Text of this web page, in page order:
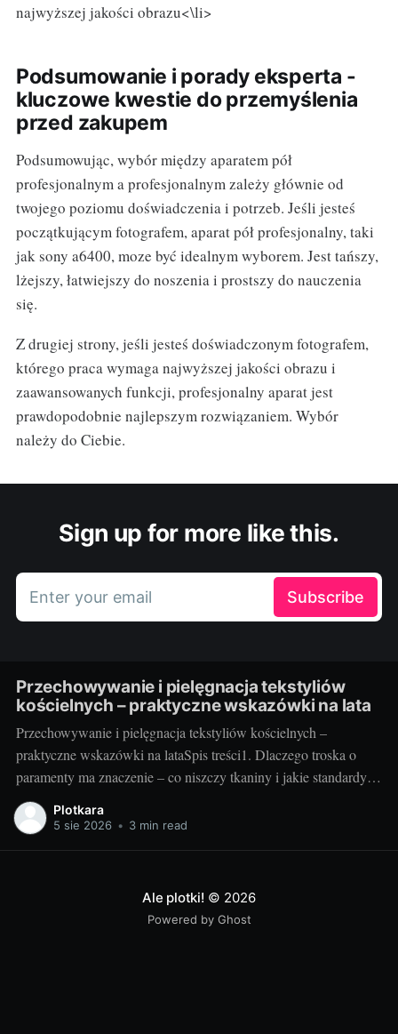
najwyższej jakości obrazu<\li>
Podsumowanie i porady eksperta -
kluczowe kwestie do przemyślenia
przed zakupem
Podsumowując, wybór między aparatem pół
profesjonalnym a profesjonalnym zależy głównie od
twojego poziomu doświadczenia i potrzeb. Jeśli jesteś
początkującym fotografem, aparat pół profesjonalny, taki
jak sony a6400, moze być idealnym wyborem. Jest tańszy,
lżejszy, łatwiejszy do noszenia i prostszy do nauczenia
się.
Z drugiej strony, jeśli jesteś doświadczonym fotografem,
którego praca wymaga najwyższej jakości obrazu i
zaawansowanych funkcji, profesjonalny aparat jest
prawdopodobnie najlepszym rozwiązaniem. Wybór
należy do Ciebie.
Sign up for more like this.
Enter your email Subscribe
Przechowywanie i pielęgnacja tekstyliów
kościelnych – praktyczne wskazówki na lata
Przechowywanie i pielęgnacja tekstyliów kościelnych –
praktyczne wskazówki na lataSpis treści1. Dlaczego troska o
paramenty ma znaczenie – co niszczy tkaniny i jakie standardy
warto przyjąć2. Jak przechowywać i pielęgnować – praktyka
krok po kroku3. Szybki plan na lata – checklisty, nawyki i
Plotkara
5 sie 2026 • 3 min read
Ale plotki! © 2026
Powered by Ghost